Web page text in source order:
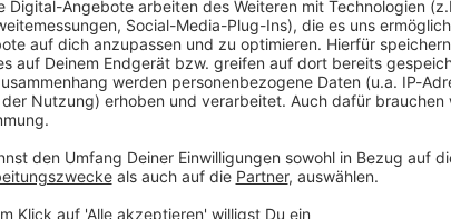
könne ihn kontaktieren. «Ich freue mich immer,
er Verbesserungspotenzial bei mir, beim Team, bei
gerne anrufen», sagte der Bundestrainer.
nach einem Gespräch «leicht beleidigt» gewesen, wies
bin wirklich ganz, ganz selten beleidigt - wirklich.
versicherte Nagelsmann.
vor der anstehenden Weltmeisterschaft in mehreren